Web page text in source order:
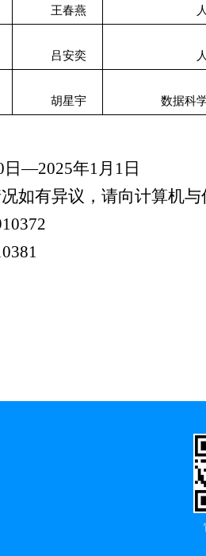
王春燕
吕安奕
胡星宇 数据科
日—2025年1月1日
如有异议，请向计算机与